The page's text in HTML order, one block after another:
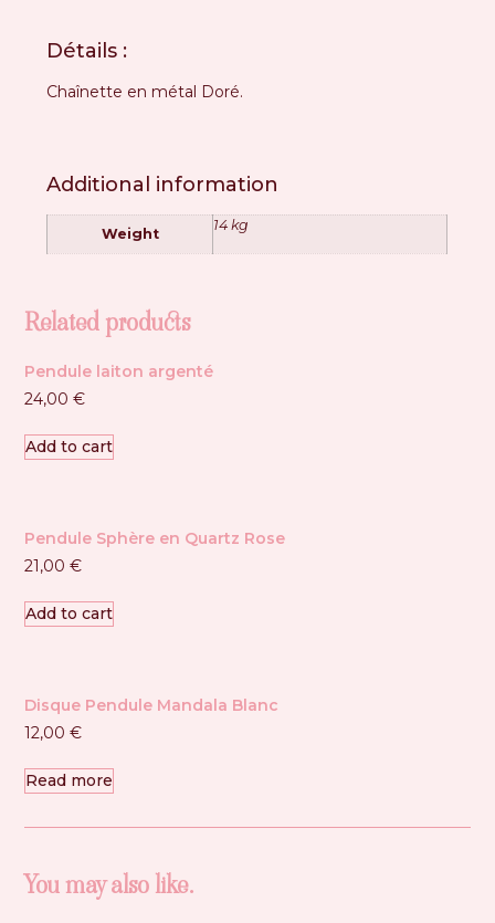
Détails :
Chaînette en métal Doré.
Additional information
Weight
14 kg
Related products
Pendule laiton argenté
24,00€
Add to cart
Pendule Sphère en Quartz Rose
21,00€
Add to cart
Disque Pendule Mandala Blanc
12,00€
Read more
You may also like…